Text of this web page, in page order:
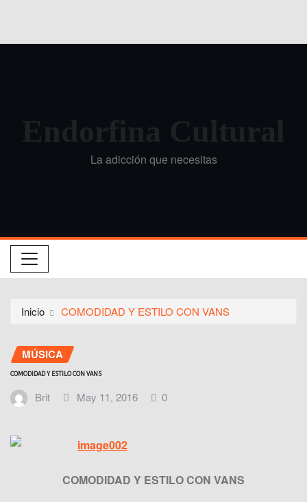
Endorfina Cultural
La adicción que necesitas
Inicio COMODIDAD Y ESTILO CON VANS
MÚSICA
COMODIDAD Y ESTILO CON VANS
Brit May 11, 2016 0
COMODIDAD Y ESTILO CON VANS